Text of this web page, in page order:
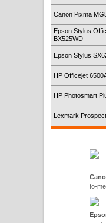
Canon Pixma
Epson Stylus
BX525WD
Epson Stylus
HP Officejet
HP Photosmart
Lexmark
to-